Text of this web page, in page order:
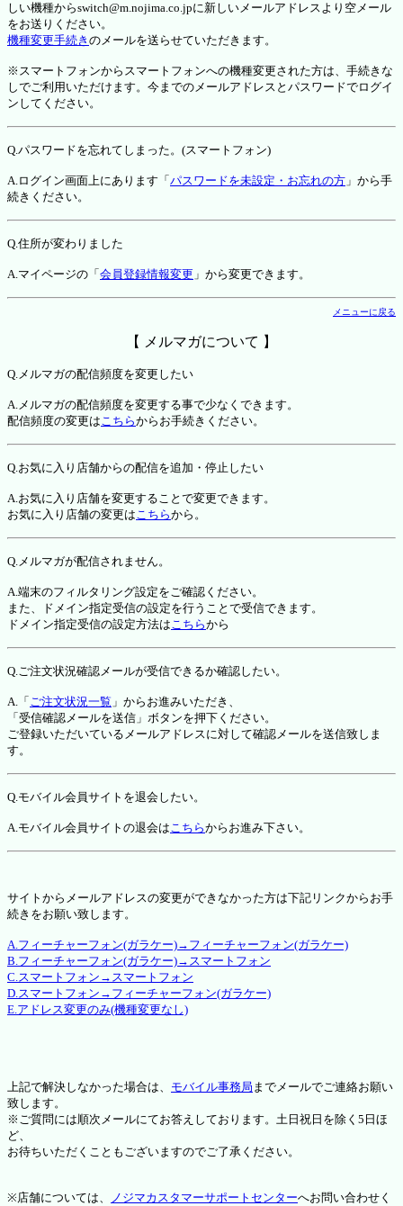
しい機種からswitch@m.nojima.co.jpに新しいメールアドレスより空メール
をお送りください。
機種変更手続き のメールを送らせていただきます。
※スマートフォンからスマートフォンへの機種変更された方は、手続きな
しでご利用いただけます。今までのメールアドレスとパスワードでログイ
ンしてください。
Q.パスワードを忘れてしまった。(スマートフォン)
A.ログイン画面上にあります「 パスワードを未設定・お忘れの方 」から手
続きください。
Q.住所が変わりました
A.マイページの「 会員登録情報変更 」から変更できます。
メニューに戻る
【 メルマガについて 】
Q.メルマガの配信頻度を変更したい
A.メルマガの配信頻度を変更する事で少なくできます。
配信頻度の変更はこちらからお手続きください。
Q.お気に入り店舗からの配信を追加・停止したい
A.お気に入り店舗を変更することで変更できます。
お気に入り店舗の変更はこちらから。
Q.メルマガが配信されません。
A.端末のフィルタリング設定をご確認ください。
また、ドメイン指定受信の設定を行うことで受信できます。
ドメイン指定受信の設定方法はこちらから
Q.ご注文状況確認メールが受信できるか確認したい。
A.「 ご注文状況一覧 」からお進みいただき、
「受信確認メールを送信」ボタンを押下ください。
ご登録いただいているメールアドレスに対して確認メールを送信致しま
す。
Q.モバイル会員サイトを退会したい。
A.モバイル会員サイトの退会はこちらからお進み下さい。
サイトからメールアドレスの変更ができなかった方は下記リンクからお手
続きをお願い致します。
A.フィーチャーフォン(ガラケー)→フィーチャーフォン(ガラケー)
B.フィーチャーフォン(ガラケー)→スマートフォン
C.スマートフォン→スマートフォン
D.スマートフォン→フィーチャーフォン(ガラケー)
E.アドレス変更のみ(機種変更なし)
上記で解決しなかった場合は、 モバイル事務局 までメールでご連絡お願い
致します。
※ご質問には順次メールにてお答えしております。土日祝日を除く5日ほ
ど、
お待ちいただくこともございますのでご了承ください。
※店舗については、 ノジマカスタマーサポートセンターへお問い合わせく